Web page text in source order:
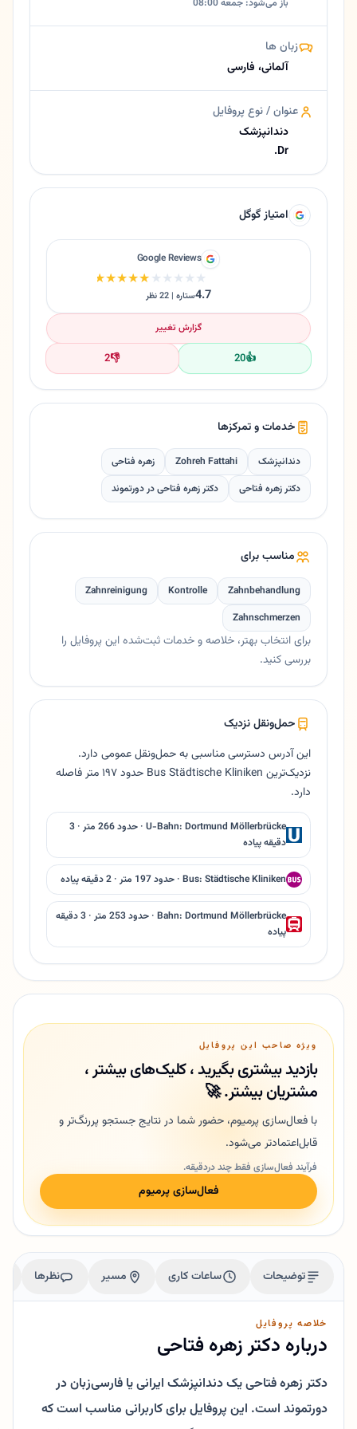
زبان ها
آلمانی، فارسی
عنوان / نوع پروفایل
دندانپزشک
Dr.
امتیاز گوگل
Google Reviews
★★★★★
★★★★★
4.7ستاره | 22 نظر
گزارش تغییر
👍
20
👎
2
خدمات و تمرکزها
دندانپزشک Zohreh Fattahi
زهره فتاحی
دکتر زهره فتاحی
دکتر زهره فتاحی در دورتموند
مناسب برای
Zahnbehandlung
Kontrolle
Zahnreinigung
Zahnschmerzen
برای انتخاب بهتر، خلاصه و خدمات ثبت‌شده این پروفایل را
بررسی کنید.
حمل‌ونقل نزدیک
این آدرس دسترسی مناسبی به حمل‌ونقل عمومی دارد.
نزدیک‌ترین Bus Städtische Kliniken حدود ۱۹۷ متر فاصله
دارد.
U-Bahn: Dortmund Möllerbrücke · حدود 266 متر · 3
دقیقه پیاده
Bus: Städtische Kliniken · حدود 197 متر · 2 دقیقه پیاده
Bahn: Dortmund Möllerbrücke · حدود 253 متر · 3 دقیقه
پیاده
ویژه صاحب این پروفایل
بازدید بیشتری بگیرید ، کلیک‌های بیشتر ،
مشتریان بیشتر. 🚀
با فعال‌سازی پرمیوم، حضور شما در نتایج جستجو پررنگ‌تر و
قابل‌اعتمادتر می‌شود.
فرآیند فعال‌سازی فقط چند دردقیقه.
فعال‌سازی پرمیوم
توضیحات ساعات کاری مسیر نظرها
خلاصه پروفایل
درباره دکتر زهره فتاحی
دکتر زهره فتاحی یک دندانپزشک ایرانی یا فارسی‌زبان در
دورتموند است. این پروفایل برای کاربرانی مناسب است که